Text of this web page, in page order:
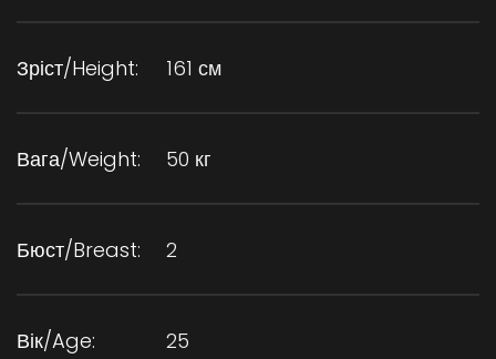
Зріст/Height: 161 см
Вага/Weight: 50 кг
Бюст/Breast: 2
Вік/Age: 25